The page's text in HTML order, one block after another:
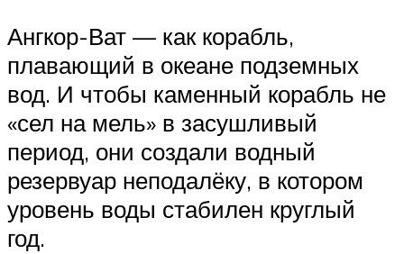
Ангкор-Ват — как корабль,
плавающий в океане подземных
вод. И чтобы каменный корабль не
«сел на мель» в засушливый
период, они создали водный
резервуар неподалёку, в котором
уровень воды стабилен круглый
год.